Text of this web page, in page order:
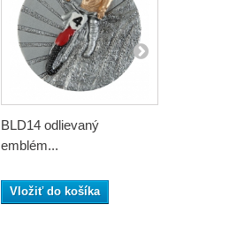
BLD14 odlievaný
emblém...
Vložiť do košíka